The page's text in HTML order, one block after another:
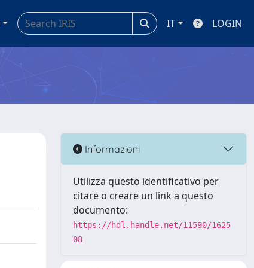
IT LOGIN
Informazioni
Utilizza questo identificativo per
citare o creare un link a questo
documento:
https://hdl.handle.net/11590/1625
08